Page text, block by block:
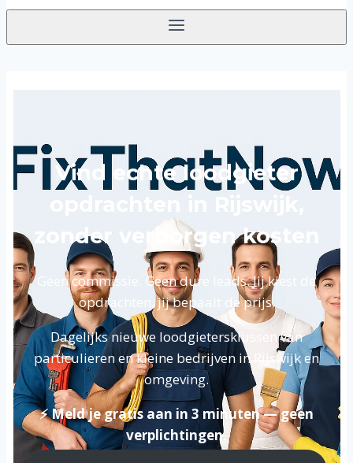
Vind echte loodgieter
zonder verborgen kosten
Geen commissie. Geen dure leads. Jij kiest de
opdrachten, jij bepaalt de prijs.
Dagelijks nieuwe loodgietersklussen van
particulieren en kleine bedrijven in Rijswijk en
omgeving.
⚡ Meld je gratis aan in 3 minuten — geen
verplichtingen.